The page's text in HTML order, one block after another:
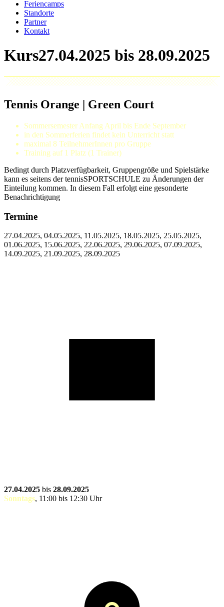
Feriencamps
Standorte
Partner
Kontakt
Kurs
Tennis Orange | Green Court
Sommersemester Anfang April bis Ende September
in den Sommerferien findet kein Unterricht statt
maximal 8 TeilnehmerInnen pro Gruppe
Training auf 1 Platz (1 Trainer)
Bedingt durch Platzverfügbarkeit, Gruppengröße und Spielstärke
kann es seitens der tennisSPORTSCHULE zu Änderungen der
Einteilung kommen. In diesem Fall erfolgt eine gesonderte
Benachrichtigung
Termine
27.04.2025, 04.05.2025, 11.05.2025, 18.05.2025, 25.05.2025,
01.06.2025, 15.06.2025, 22.06.2025, 29.06.2025, 07.09.2025,
14.09.2025, 21.09.2025, 28.09.2025
27.04.2025 bis 28.09.2025
Sonntags, 11:00 bis 12:30 Uhr